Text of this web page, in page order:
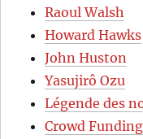
Raoul Walsh
Howard Hawks
John Huston
Yasujirô Ozu
Légende des
Crowd Funding